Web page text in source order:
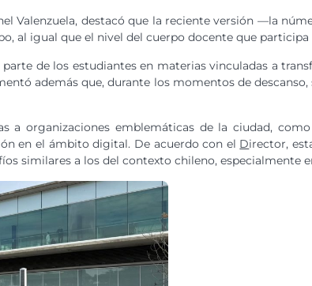
Valenzuela, destacó que la reciente versión —la
al igual que el nivel del cuerpo docente que participa
de los estudiantes en materias vinculadas a
además que, durante los momentos de
a organizaciones emblemáticas de la ciudad,
en el ámbito digital. De acuerdo con el Director,
similares a los del contexto chileno,